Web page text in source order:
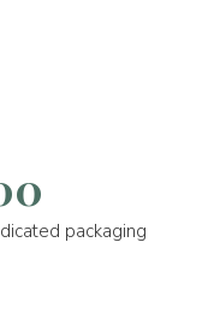
packaging